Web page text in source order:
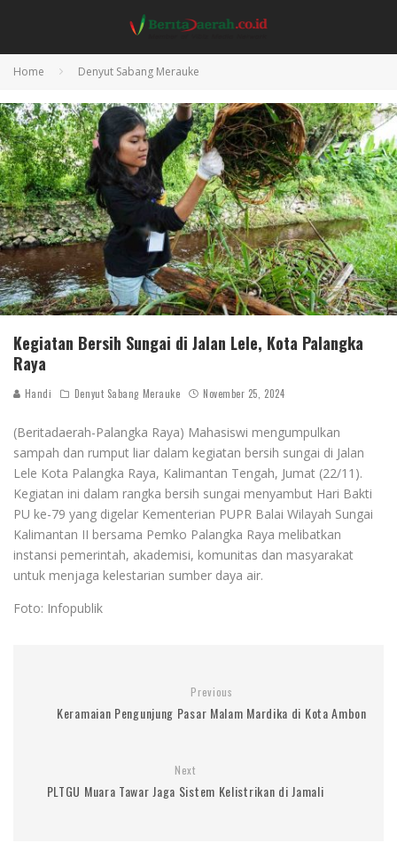
Home Denyut Sabang Merauke
Kegiatan Bersih Sungai di Jalan Lele, Kota Palangka
Raya
Handi Denyut Sabang Merauke November 25, 2024
(Beritadaerah-Palangka Raya) Mahasiswi mengumpulkan
sampah dan rumput liar dalam kegiatan bersih sungai di Jalan
Lele Kota Palangka Raya, Kalimantan Tengah, Jumat (22/11).
Kegiatan ini dalam rangka bersih sungai menyambut Hari Bakti
PU ke-79 yang digelar Kementerian PUPR Balai Wilayah Sungai
Kalimantan II bersama Pemko Palangka Raya melibatkan
instansi pemerintah, akademisi, komunitas dan masyarakat
untuk menjaga kelestarian sumber daya air.
Foto: Infopublik
Previous
Keramaian Pengunjung Pasar Malam Mardika di Kota Ambon
Next
PLTGU Muara Tawar Jaga Sistem Kelistrikan di Jamali